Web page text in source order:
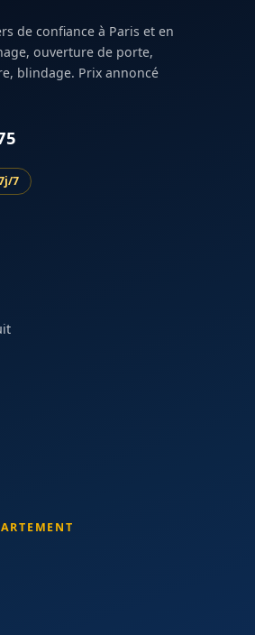
de confiance à Paris et en
ouverture de porte,
blindage. Prix annoncé
7